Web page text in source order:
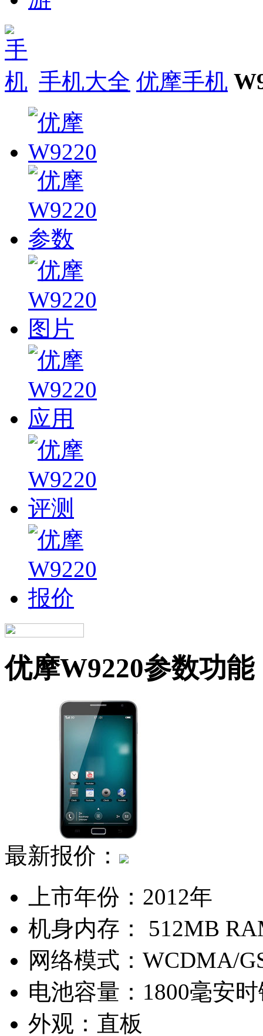
手机大全 优摩手机
优摩W9220参数功能
最新报价：
上市年份： 2012年
机身内存：
512MB
网络模式： WCDMA/
电池容量： 1800毫安
外观： 直板